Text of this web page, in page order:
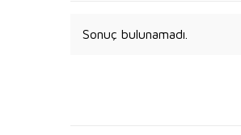
Sonuç bulunamadı.